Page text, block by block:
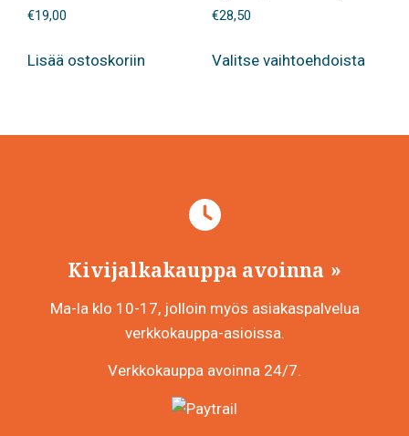
€19,00
Lisää ostoskoriin
€28,50
Valitse vaihtoehdoista
Kivijalkakauppa avoinna
Ma-la klo 10-17, jolloin myös asiakaspalvelua
verkkokauppa-asioissa.
Verkkokauppa avoinna 24/7.